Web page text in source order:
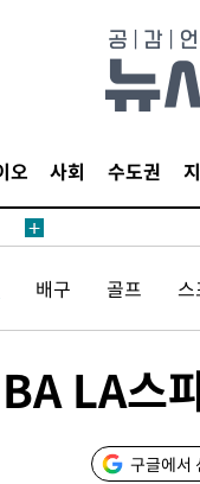
오 사회 수도권
]
배구 골프 스
LA스
구글에서